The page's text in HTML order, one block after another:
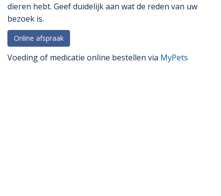
dieren hebt. Geef duidelijk aan wat de reden van uw
bezoek is.
Online afspraak
Voeding of medicatie online bestellen via MyPets